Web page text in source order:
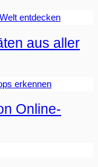
aus aller
Online-